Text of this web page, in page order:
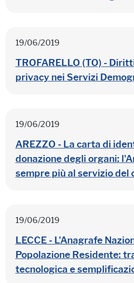
19/06/2019
TROFARELLO (TO) -
privacy nei Servizi
19/06/2019
AREZZO - La carta di
donazione degli organi:
sempre più al servizio del
19/06/2019
LECCE - L'Anagrafe
Popolazione Residente:
tecnologica e